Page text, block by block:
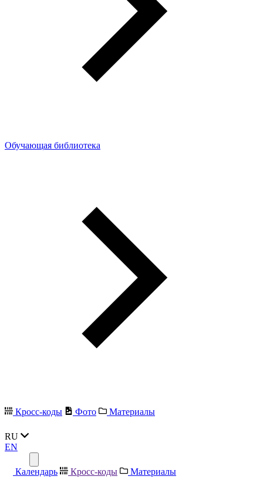
Обучающая библиотека
Кросс-коды Фото Материалы
RU
EN
Календарь Кросс-коды Материалы